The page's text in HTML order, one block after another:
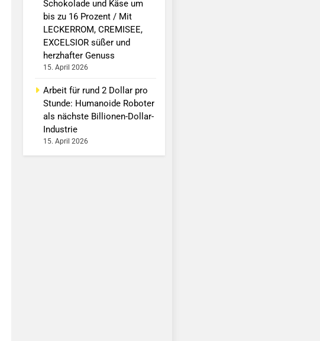
Schokolade und Käse um
bis zu 16 Prozent / Mit
LECKERROM, CREMISEE,
EXCELSIOR süßer und
herzhafter Genuss
15. April 2026
Arbeit für rund 2 Dollar pro
Stunde: Humanoide Roboter
als nächste Billionen-Dollar-
Industrie
15. April 2026